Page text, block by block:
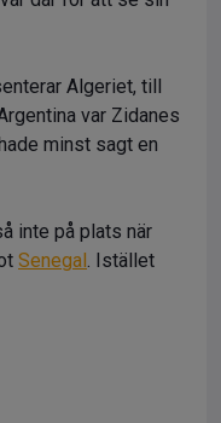
Algeriet, till
var Zidanes
minst sagt en
inte på plats när
Senegal. Istället